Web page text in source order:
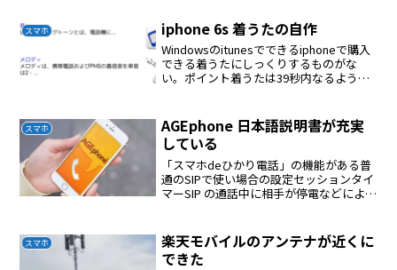
スマホ iphone 6s 着うたの自作
Windowsのitunesでできるiphoneで購入
できる着うたにしっくりするものがな
い。ポイント着うたは39秒内なるように
作るaacファイルに変換するできた...
スマホ
AGEphone 日本語説明書が充実
している
「スマホdeひかり電話」の機能がある普
通のSIPで使い場合の設定セッションタイ
マーSIP の通話中に相手が停電などにより
OFFDTMFはINBANDPCMUのみSTUN...
スマホ
楽天モバイルのアンテナが近くに
できた